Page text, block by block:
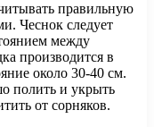
правильную
Чеснок следует
между
производится в
около 30-40 см.
полить и укрыть
от сорняков.